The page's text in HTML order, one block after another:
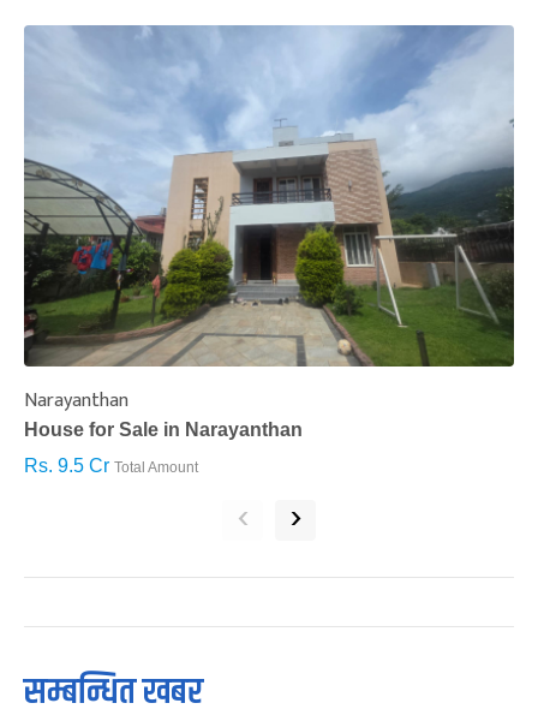
Narayanthan
House for Sale in Narayanthan
Rs. 9.5 Cr Total Amount
‹ ›
सम्बन्धित खबर